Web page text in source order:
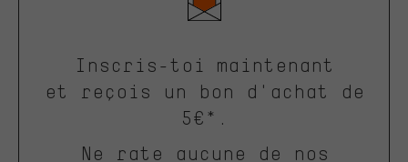
Inscris-toi maintenant
et reçois un bon d'achat de
5€*.
Ne rate aucune de nos